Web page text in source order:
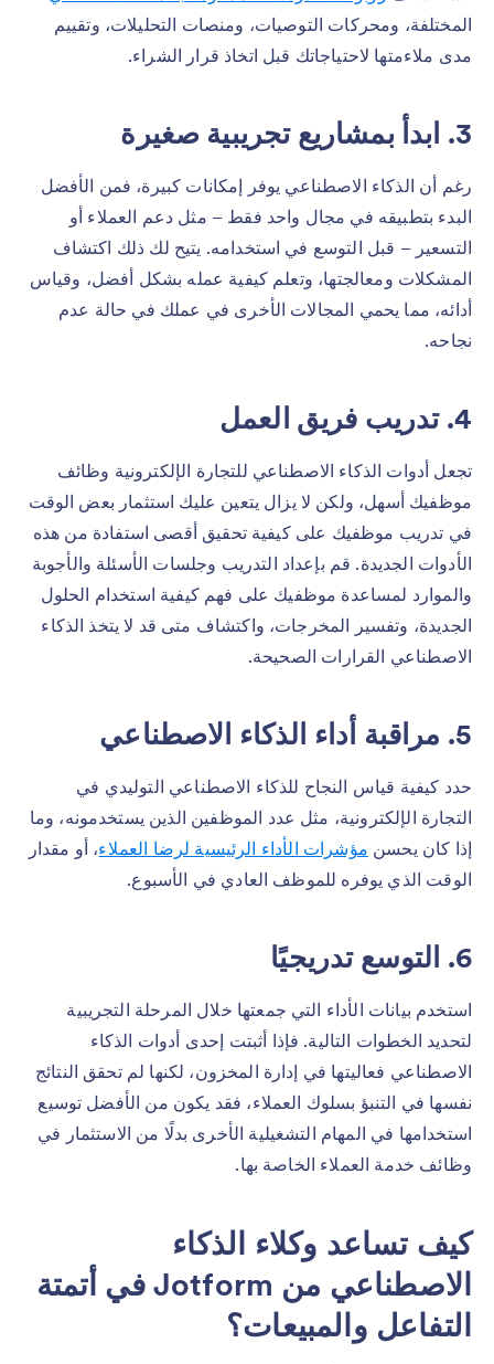
المختلفة، ومحركات التوصيات، ومنصات التحليلات، وتقييم
مدى ملاءمتها لاحتياجاتك قبل اتخاذ قرار الشراء.
3. ابدأ بمشاريع تجريبية صغيرة
رغم أن الذكاء الاصطناعي يوفر إمكانات كبيرة، فمن الأفضل
البدء بتطبيقه في مجال واحد فقط – مثل دعم العملاء أو
التسعير – قبل التوسع في استخدامه. يتيح لك ذلك اكتشاف
المشكلات ومعالجتها، وتعلم كيفية عمله بشكل أفضل، وقياس
أدائه، مما يحمي المجالات الأخرى في عملك في حالة عدم
نجاحه.
4. تدريب فريق العمل
تجعل أدوات الذكاء الاصطناعي للتجارة الإلكترونية وظائف
موظفيك أسهل، ولكن لا يزال يتعين عليك استثمار بعض الوقت
في تدريب موظفيك على كيفية تحقيق أقصى استفادة من هذه
الأدوات الجديدة. قم بإعداد التدريب وجلسات الأسئلة والأجوبة
والموارد لمساعدة موظفيك على فهم كيفية استخدام الحلول
الجديدة، وتفسير المخرجات، واكتشاف متى قد لا يتخذ الذكاء
الاصطناعي القرارات الصحيحة.
5. مراقبة أداء الذكاء الاصطناعي
حدد كيفية قياس النجاح للذكاء الاصطناعي التوليدي في
التجارة الإلكترونية، مثل عدد الموظفين الذين يستخدمونه، وما
إذا كان يحسن مؤشرات الأداء الرئيسية لرضا العملاء، أو مقدار
الوقت الذي يوفره للموظف العادي في الأسبوع.
6. التوسع تدريجيًا
استخدم بيانات الأداء التي جمعتها خلال المرحلة التجريبية
لتحديد الخطوات التالية. فإذا أثبتت إحدى أدوات الذكاء
الاصطناعي فعاليتها في إدارة المخزون، لكنها لم تحقق النتائج
نفسها في التنبؤ بسلوك العملاء، فقد يكون من الأفضل توسيع
استخدامها في المهام التشغيلية الأخرى بدلًا من الاستثمار في
وظائف خدمة العملاء الخاصة بها.
كيف تساعد وكلاء الذكاء
الاصطناعي من Jotform في أتمتة
التفاعل والمبيعات؟